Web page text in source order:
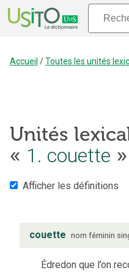
Accueil /Toutes les unités
Unités
« 1. couette »
Afficher les définitions
couette nom féminin
Édredon que l’on